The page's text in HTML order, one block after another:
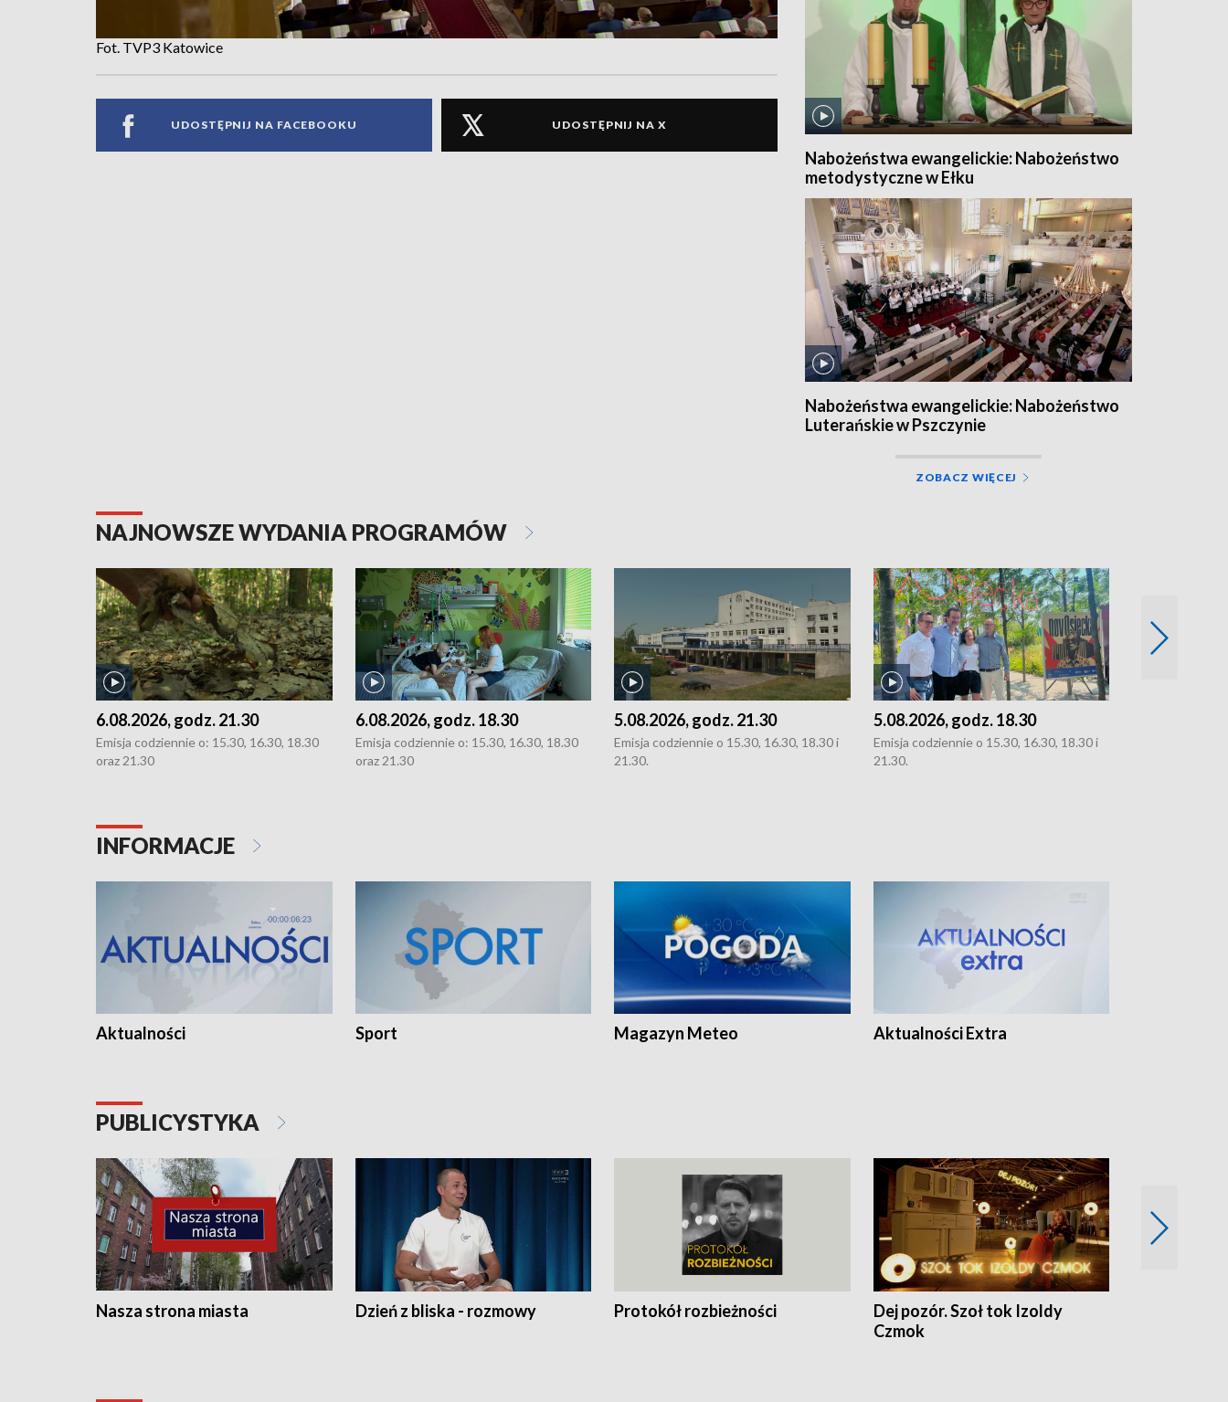
Fot. TVP3 Katowice
UDOSTĘPNIJ NA FACEBOOKU UDOSTĘPNIJ NA X
Nabożeństwa ewangelickie: Nabożeństwo
metodystyczne w Ełku
Nabożeństwa ewangelickie: Nabożeństwo
Luterańskie w Pszczynie
ZOBACZ WIĘCEJ
NAJNOWSZE WYDANIA PROGRAMÓW
6.08.2026, godz. 21.30
Emisja codziennie o: 15.30, 16.30, 18.30
oraz 21.30
6.08.2026, godz. 18.30
Emisja codziennie o: 15.30, 16.30, 18.30
oraz 21.30
5.08.2026, godz. 21.30
Emisja codziennie o 15.30, 16.30, 18.30 i
21.30.
5.08.2026, godz. 18.30
Emisja codziennie o 15.30, 16.30, 18.30 i
21.30.
INFORMACJE
Aktualności Sport Magazyn Meteo Aktualności Extra
PUBLICYSTYKA
Nasza strona miasta Dzień z bliska - rozmowy Protokół rozbieżności
Dej pozór. Szoł tok Izoldy
Czmok